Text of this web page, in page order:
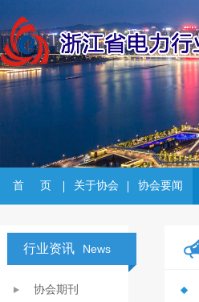
首     页 关于协会 协会要闻
行业资讯 News
协会期刊